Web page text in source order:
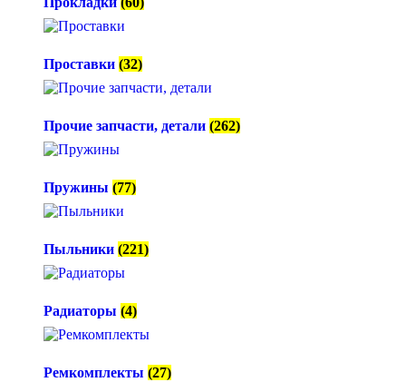
Проставки (32)
Прочие запчасти, детали (262)
Пружины (77)
Пыльники (221)
Радиаторы (4)
Ремкомплекты (27)